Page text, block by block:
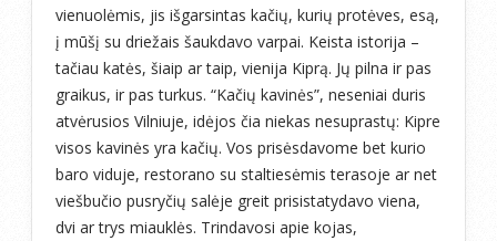
vienuolėmis, jis išgarsintas kačių, kurių protėves, esą,
į mūšį su driežais šaukdavo varpai. Keista istorija –
tačiau katės, šiaip ar taip, vienija Kiprą. Jų pilna ir pas
graikus, ir pas turkus. “Kačių kavinės”, neseniai duris
atvėrusios Vilniuje, idėjos čia niekas nesuprastų: Kipre
visos kavinės yra kačių. Vos prisėsdavome bet kurio
baro viduje, restorano su staltiesėmis terasoje ar net
viešbučio pusryčių salėje greit prisistatydavo viena,
dvi ar trys miauklės. Trindavosi apie kojas,